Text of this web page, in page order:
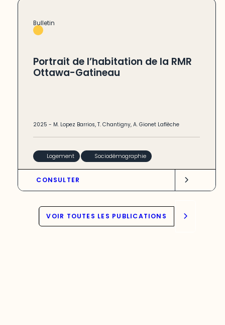
Bulletin
Portrait de l’habitation de la RMR
Ottawa-Gatineau
2025- M. Lopez Barrios,T. Chantigny,A. Gionet Laflèche
Logement Sociodémographie
CONSULTER
VOIR TOUTES LES PUBLICATIONS